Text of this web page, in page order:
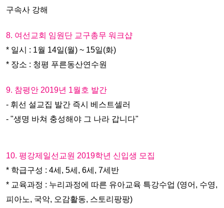
구속사 강해
8. 여선교회 임원단 교구총무 워크샵
* 일시 : 1월 14일(월) ~ 15일(화)
* 장소 : 청평 푸른동산연수원
9. 참평안 2019년 1월호 발간
- 휘선 설교집 발간 즉시 베스트셀러
- "생명 바쳐 충성해야 그 나라 갑니다"
10. 평강제일선교원 2019학년 신입생 모집
* 학급구성 : 4세, 5세, 6세, 7세반
* 교육과정 : 누리과정에 따른 유아교육 특강수업 (영어, 수영,
피아노, 국악, 오감활동, 스토리팡팡)